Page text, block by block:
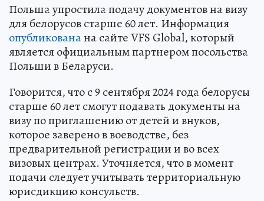
Польша упростила подачу документов на визу
для белорусов старше 60 лет. Информация
опубликованана сайте VFS Global, который
является официальным партнером посольства
Польши в Беларуси.
Говорится, что с 9 сентября 2024 года белорусы
старше 60 лет смогут подавать документы на
визу по приглашению от детей и внуков,
которое заверено в воеводстве, без
предварительной регистрации и во всех
визовых центрах. Уточняется, что в момент
подачи следует учитывать территориальную
юрисдикцию консульств.